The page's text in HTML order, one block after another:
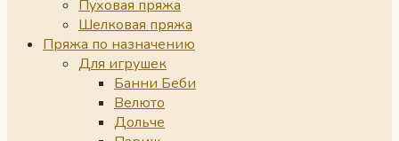
Пуховая пряжа
Шелковая пряжа
Пряжа по назначению
Для игрушек
Банни Беби
Велюто
Дольче